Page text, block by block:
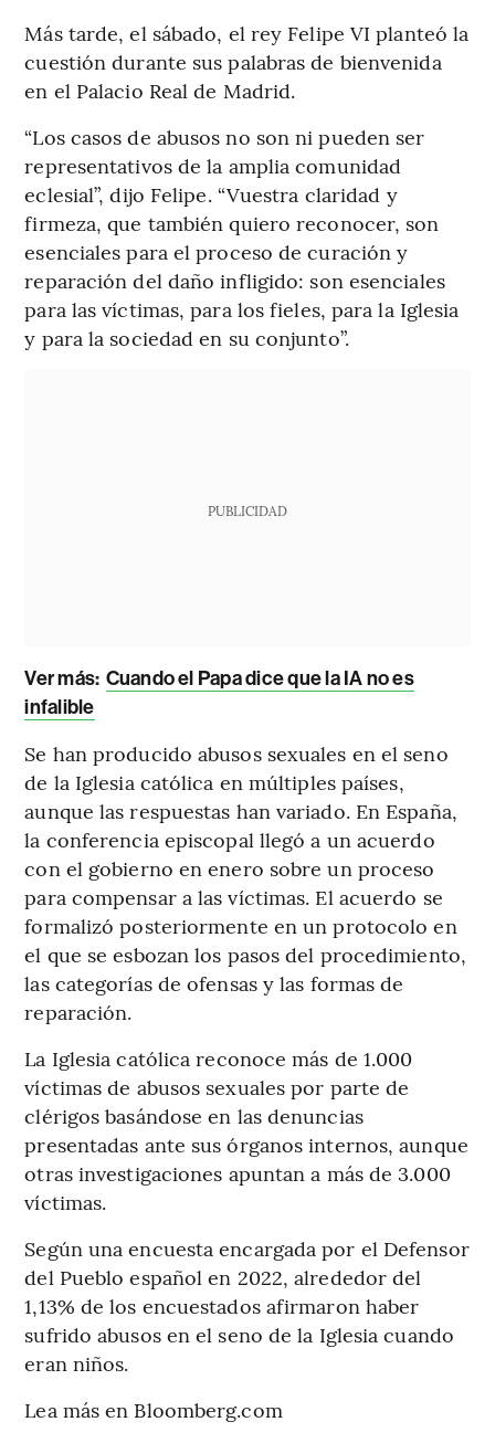
Más tarde, el sábado, el rey Felipe VI planteó la
cuestión durante sus palabras de bienvenida
en el Palacio Real de Madrid.
“Los casos de abusos no son ni pueden ser
representativos de la amplia comunidad
eclesial”, dijo Felipe. “Vuestra claridad y
firmeza, que también quiero reconocer, son
esenciales para el proceso de curación y
reparación del daño infligido: son esenciales
para las víctimas, para los fieles, para la Iglesia
y para la sociedad en su conjunto”.
PUBLICIDAD
Ver más: Cuando el Papa dice que la IA no es
infalible
Se han producido abusos sexuales en el seno
de la Iglesia católica en múltiples países,
aunque las respuestas han variado. En España,
la conferencia episcopal llegó a un acuerdo
con el gobierno en enero sobre un proceso
para compensar a las víctimas. El acuerdo se
formalizó posteriormente en un protocolo en
el que se esbozan los pasos del procedimiento,
las categorías de ofensas y las formas de
reparación.
La Iglesia católica reconoce más de 1.000
víctimas de abusos sexuales por parte de
clérigos basándose en las denuncias
presentadas ante sus órganos internos, aunque
otras investigaciones apuntan a más de 3.000
víctimas.
Según una encuesta encargada por el Defensor
del Pueblo español en 2022, alrededor del
1,13% de los encuestados afirmaron haber
sufrido abusos en el seno de la Iglesia cuando
eran niños.
Lea más en Bloomberg.com